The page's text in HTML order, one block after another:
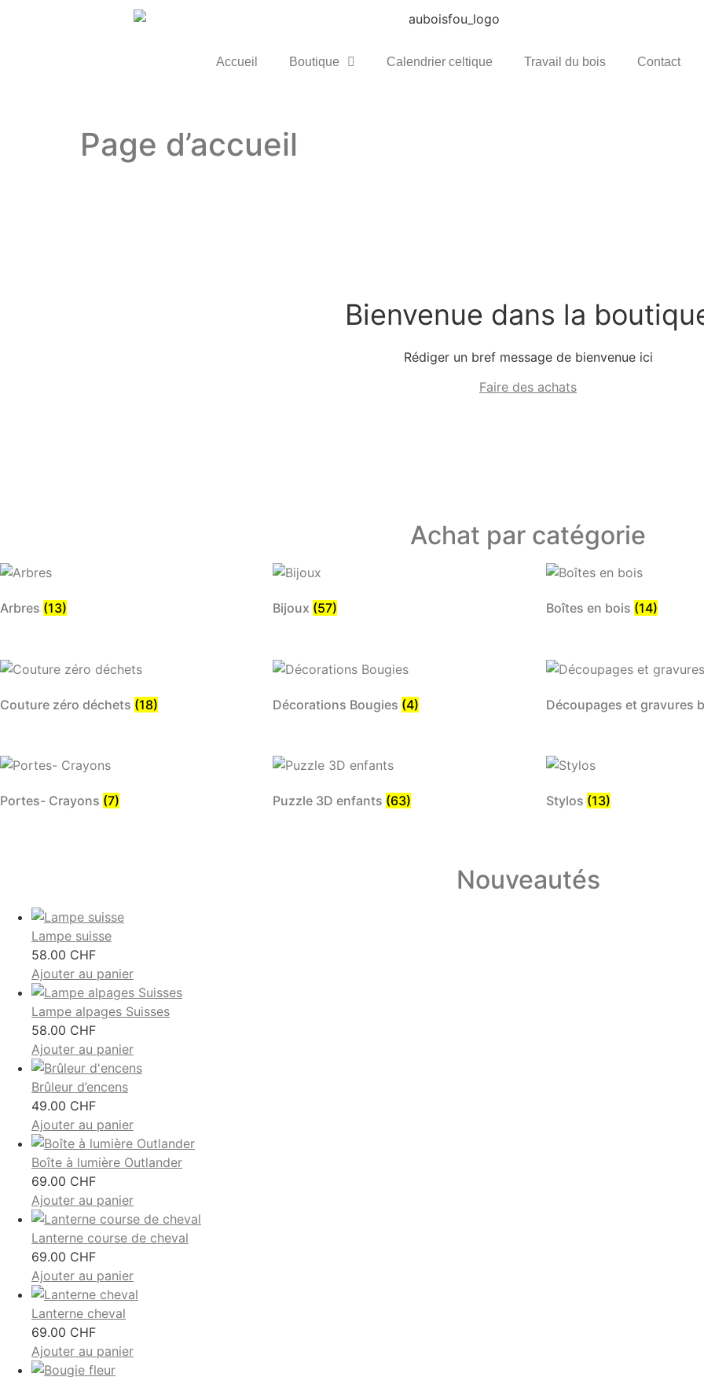
Accueil Boutique Calendrier celtique Travail du bois Contact
Page d’accueil
Bienvenue dans la
Rédiger un bref message de bienvenue ici
Faire des achats
Achat par catégorie
Arbres (13) Bijoux (57) Boîtes en bois (14)
Couture zéro déchets (18) Décorations Bougies (4) Découpages et gravures
Portes- Crayons (7) Puzzle 3D enfants (63) Stylos (13)
Nouveautés
Lampe suisse
58.00 CHF
Ajouter au panier
Lampe alpages Suisses
58.00 CHF
Ajouter au panier
Brûleur d’encens
49.00 CHF
Ajouter au panier
Boîte à lumière Outlander
69.00 CHF
Ajouter au panier
Lanterne course de cheval
69.00 CHF
Ajouter au panier
Lanterne cheval
69.00 CHF
Ajouter au panier